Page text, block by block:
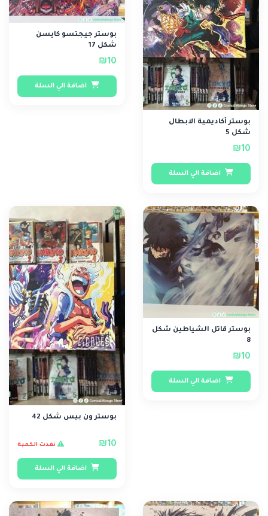
بوستر أكاديمية الابطال
شكل 5
₪10
اضافة الي السلة
بوستر جيجتسو كايسن
شكل 17
₪10
اضافة الي السلة
بوستر قاتل الشياطين شكل
8
₪10
اضافة الي السلة
بوستر ون بيس شكل 42
₪10 نفذت الكمية
اضافة الي السلة